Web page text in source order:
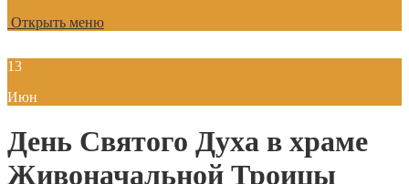
Открыть меню
13
Июн
День Святого Духа в храме
Живоначальной Троицы